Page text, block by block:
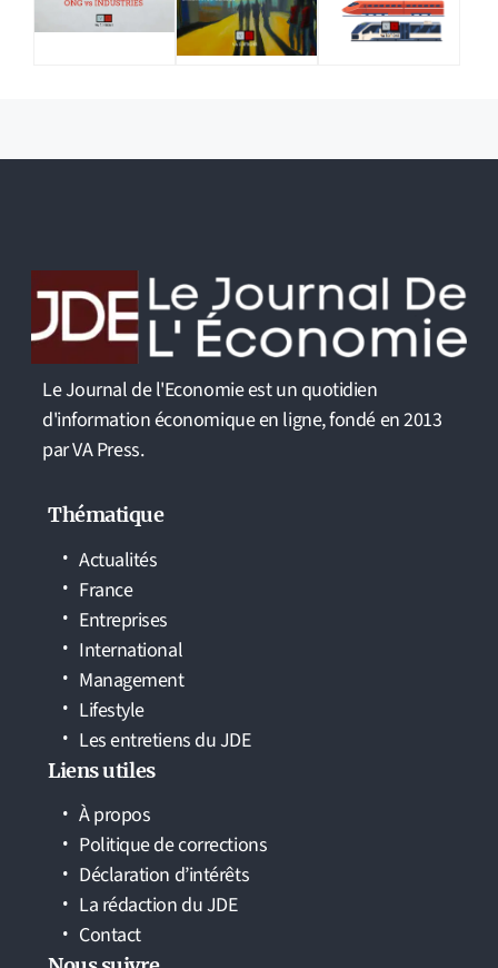
Le Journal de l'Economie est un quotidien
d'information économique en ligne, fondé en 2013
par VA Press.
Thématique
Actualités
France
Entreprises
International
Management
Lifestyle
Les entretiens du JDE
Liens utiles
À propos
Politique de corrections
Déclaration d’intérêts
La rédaction du JDE
Contact